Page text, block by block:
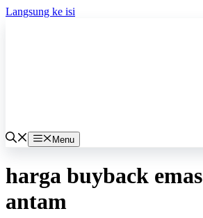
Langsung ke isi
Menu
harga buyback emas
antam